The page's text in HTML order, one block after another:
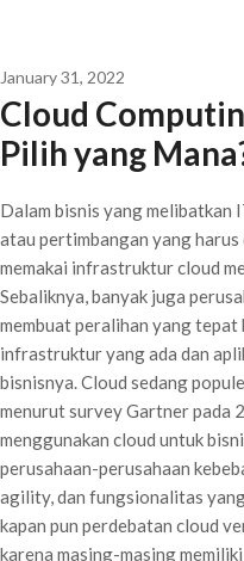
January 31, 2022
Cloud
Pilih yang
Dalam bisnis yang melibatkan
atau pertimbangan yang harus
memakai infrastruktur cloud
Sebaliknya, banyak juga
membuat peralihan yang
infrastruktur yang ada dan
bisnisnya. Cloud sedang
menurut survey Gartner pada
menggunakan cloud untuk
perusahaan-perusahaan
agility, dan fungsionalitas
kapan pun perdebatan cloud
karena masing-masing